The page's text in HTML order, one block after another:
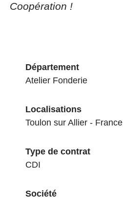
Coopération !
Département
Atelier Fonderie
Localisations
Toulon sur Allier - France
Type de contrat
CDI
Société